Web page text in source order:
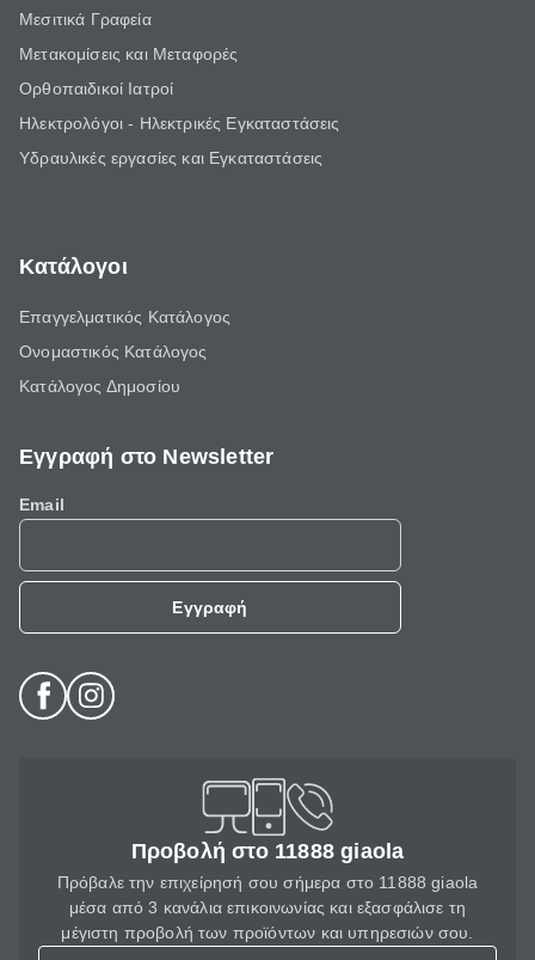
Μεσιτικά Γραφεία
Μετακομίσεις και Μεταφορές
Ορθοπαιδικοί Ιατροί
Ηλεκτρολόγοι - Ηλεκτρικές Εγκαταστάσεις
Υδραυλικές εργασίες και Εγκαταστάσεις
Κατάλογοι
Επαγγελματικός Κατάλογος
Ονομαστικός Κατάλογος
Κατάλογος Δημοσίου
Εγγραφή στο Newsletter
Email
Εγγραφή
Προβολή στο 11888 giaola
Πρόβαλε την επιχείρησή σου σήμερα στο 11888 giaola
μέσα από 3 κανάλια επικοινωνίας και εξασφάλισε τη
μέγιστη προβολή των προϊόντων και υπηρεσιών σου.